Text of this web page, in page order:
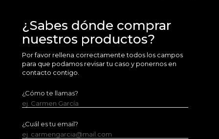
¿Sabes dónde comprar
nuestros productos?
Por favor rellena correctamente todos los campos
para que podamos revisar tu caso y ponernos en
contacto contigo.
¿Cómo te llamas?
ej. Carmen García
¿Cuál es tu email?
ej. carmengarcia@mail.com